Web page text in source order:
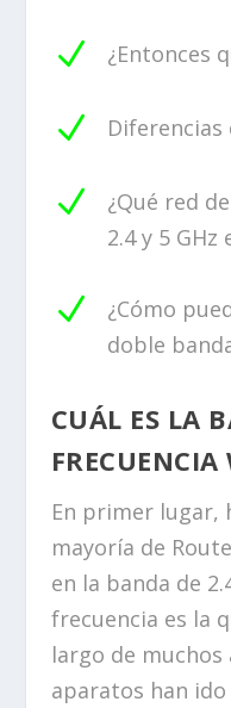
N ¿Entonces
N Diferencias
N
¿Qué red
2.4 y 5
N
¿Cómo
doble
CUÁL ES LA
En primer lugar,
mayoría de
en la banda de
frecuencia es la
largo de muchos
aparatos han